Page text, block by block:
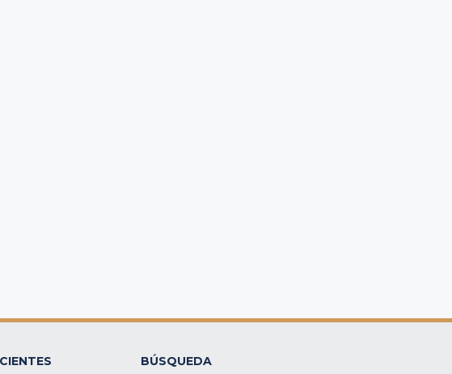
BÚSQUEDA